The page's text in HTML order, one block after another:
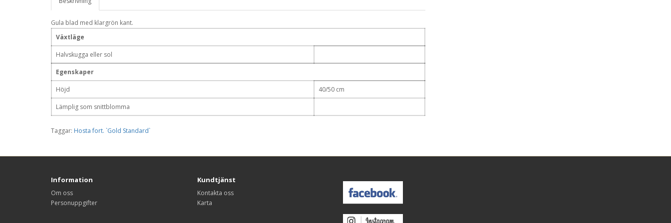
Gula blad med klargrön kant.
Växtläge
Halvskugga eller sol
Egenskaper
Höjd 40/50 cm
Lämplig som snittblomma
Taggar: Hosta fort. `Gold Standard`
Information
Om oss
Personuppgifter
Kundtjänst
Kontakta oss
Karta